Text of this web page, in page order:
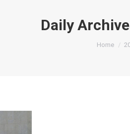
Daily
You are
Home